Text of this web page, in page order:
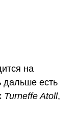
на
дальше есть
Turneffe Atoll,